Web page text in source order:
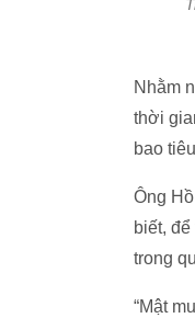
“Mật
Việc
Hiện
mại và